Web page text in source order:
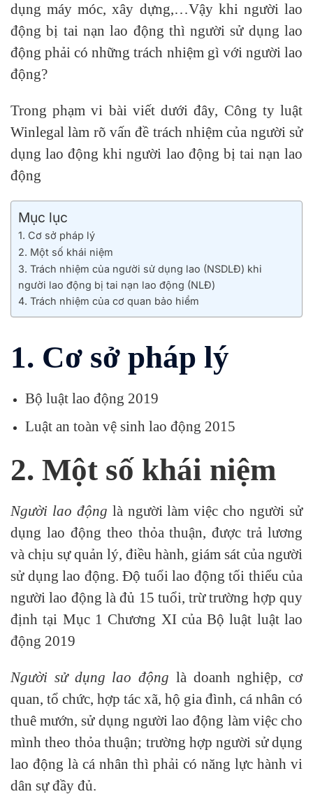
dụng máy móc, xây dựng,…Vậy khi người lao
động bị tai nạn lao động thì người sử dụng lao
động phải có những trách nhiệm gì với người lao
động?
Trong phạm vi bài viết dưới đây, Công ty luật
Winlegal làm rõ vấn đề trách nhiệm của người sử
dụng lao động khi người lao động bị tai nạn lao
động
Mục lục
1. Cơ sở pháp lý
2. Một số khái niệm
3. Trách nhiệm của người sử dụng lao (NSDLĐ) khi
người lao động bị tai nạn lao động (NLĐ)
4. Trách nhiệm của cơ quan bảo hiểm
1. Cơ sở pháp lý
Bộ luật lao động 2019
Luật an toàn vệ sinh lao động 2015
2. Một số khái niệm
Người lao động là người làm việc cho người sử
dụng lao động theo thỏa thuận, được trả lương
và chịu sự quản lý, điều hành, giám sát của người
sử dụng lao động. Độ tuổi lao động tối thiểu của
người lao động là đủ 15 tuổi, trừ trường hợp quy
định tại Mục 1 Chương XI của Bộ luật luật lao
động 2019
Người sử dụng lao động là doanh nghiệp, cơ
quan, tổ chức, hợp tác xã, hộ gia đình, cá nhân có
thuê mướn, sử dụng người lao động làm việc cho
mình theo thỏa thuận; trường hợp người sử dụng
lao động là cá nhân thì phải có năng lực hành vi
dân sự đầy đủ.